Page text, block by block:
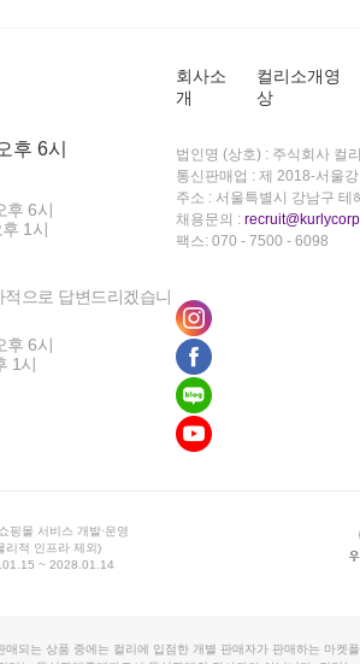
후 6시
후 6시
1시
으로 답변드리겠습니
후 6시
1시
회사소
개
컬리소개영
상
법인명 (상호) : 주식회사 컬리
통신판매업 : 제 2018-서울
주소 : 서울특별시 강남구
채용문의 :
팩스: 070 - 7500 - 6098
핑몰 서비스 개발·운영
리적 인프라 제외)
~ 2028.01.14
매되는 상품 중에는 컬리에 입점한 개별 판매자가 판매하는 마켓